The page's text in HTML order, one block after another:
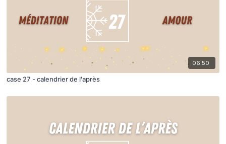
06:50
case 27 - calendrier de l'après